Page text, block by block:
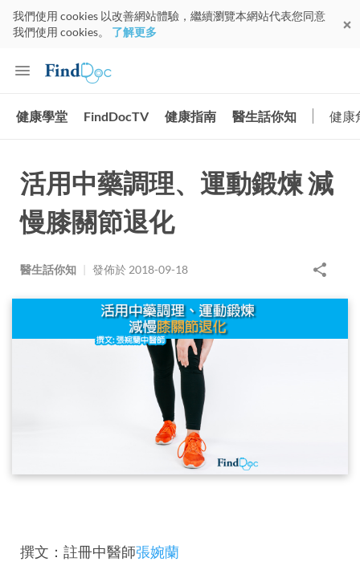
我們使用 cookies 以改善網站體驗，繼續瀏覽本網站代表您同意
我們使用 cookies。 了解更多
健康學堂 FindDocTV 健康指南 醫生話你知 健康
活用中藥調理、運動鍛煉 減
慢膝關節退化
醫生話你知 | 發佈於 2018-09-18
撰文：註冊中醫師張婉蘭